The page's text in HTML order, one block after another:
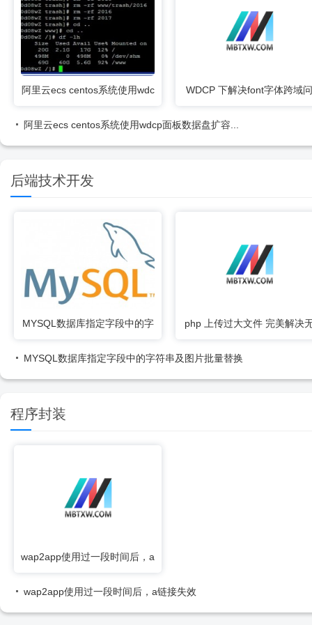
阿里云ecs centos系统使用wdc
WDCP 下解决font字体跨域问
阿里云ecs centos系统使用wdcp面板数据盘扩容...
后端技术开发
MYSQL数据库指定字段中的字
php 上传过大文件 完美解决
MYSQL数据库指定字段中的字符串及图片批量替换
程序封装
wap2app使用过一段时间后，a
wap2app使用过一段时间后，a链接失效